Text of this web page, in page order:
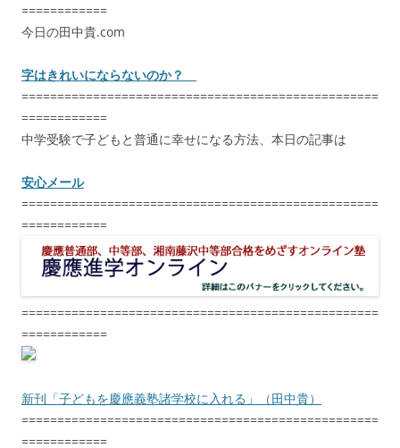
============
今日の田中貴.com
字はきれいにならないのか？
==================================================
============
中学受験で子どもと普通に幸せになる方法、本日の記事は
安心メール
==================================================
============
==================================================
============
新刊「子どもを慶應義塾諸学校に入れる」（田中貴）
==================================================
============